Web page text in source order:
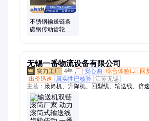
不锈钢输送链条
碳钢传动齿轮输
无锡一番物流设备有限公司
4年 厂 安心购 综合体验L2
回
出价迅速
真实性已核验 江苏无锡
主营： 滚筒机、升降机、回型线、输送线、倍
产线、板链线、链组装、链链轮、速链线、链
工装板、总装线、铝型材、转弯机、提升机、
滚筒线、皮带机、环形线、电滚筒、镀锌辊筒